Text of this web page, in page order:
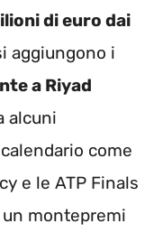
di euro dai
aggiungono i
a Riyad
alcuni
come
e le ATP Finals
un montepremi